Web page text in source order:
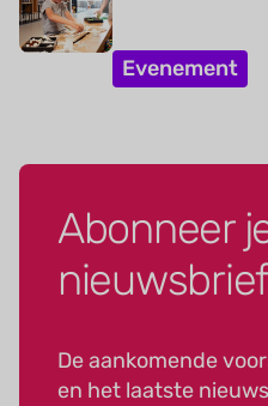
Evenement
Abonneer
De aankomende
en het laatste